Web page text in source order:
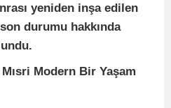
yeniden inşa edilen
durumu hakkında
Modern Bir Yaşam